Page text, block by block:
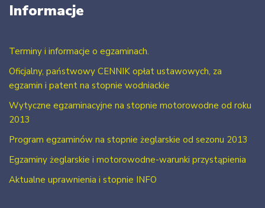
Informacje
Terminy i informacje o egzaminach.
Oficjalny, państwowy CENNIK opłat ustawowych, za
egzamin i patent na stopnie wodniackie
Wytyczne egzaminacyjne na stopnie motorowodne od roku
2013
Program egzaminów na stopnie żeglarskie od sezonu 2013
Egzaminy żeglarskie i motorowodne-warunki przystąpienia
Aktualne uprawnienia i stopnie INFO